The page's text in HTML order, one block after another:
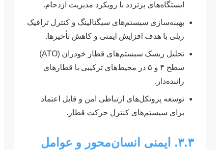
ایستگاه‌های پرتردد با رویکرد مدیریت ازدحام.
بهینه‌سازی سیستم‌های سیگنالینگ و کنترل ترافیک
ریلی با هدف افزایش ایمنی و کاهش تأخیرها.
تحلیل ریسک سیستم‌های قطار خودران (ATO)
سطح ۴ و ۵ در محیط‌های ترکیبی با قطارهای
راننده‌دار.
توسعه پروتکل‌های ارتباطی امن و قابل اعتماد
برای سیستم‌های کنترل حرکت قطار.
۳.۳. ایمنی انسان‌محور و عوامل